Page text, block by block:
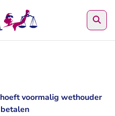
voormalig wethouder